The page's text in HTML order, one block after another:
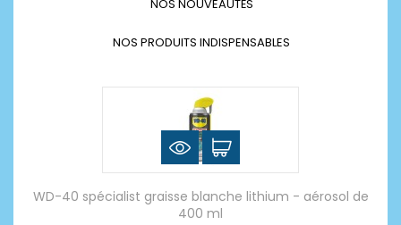
NOS NOUVEAUTÉS
NOS PRODUITS INDISPENSABLES
WD-40 spécialist graisse blanche lithium - aérosol de
400 ml